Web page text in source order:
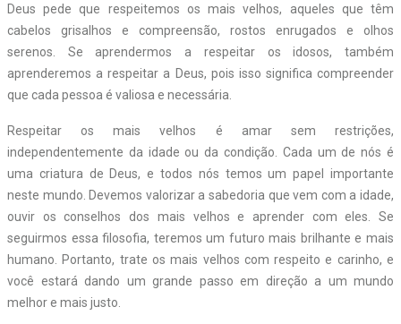
Deus pede que respeitemos os mais velhos, aqueles que têm
cabelos grisalhos e compreensão, rostos enrugados e olhos
serenos. Se aprendermos a respeitar os idosos, também
aprenderemos a respeitar a Deus, pois isso significa compreender
que cada pessoa é valiosa e necessária.
Respeitar os mais velhos é amar sem restrições,
independentemente da idade ou da condição. Cada um de nós é
uma criatura de Deus, e todos nós temos um papel importante
neste mundo. Devemos valorizar a sabedoria que vem com a idade,
ouvir os conselhos dos mais velhos e aprender com eles. Se
seguirmos essa filosofia, teremos um futuro mais brilhante e mais
humano. Portanto, trate os mais velhos com respeito e carinho, e
você estará dando um grande passo em direção a um mundo
melhor e mais justo.